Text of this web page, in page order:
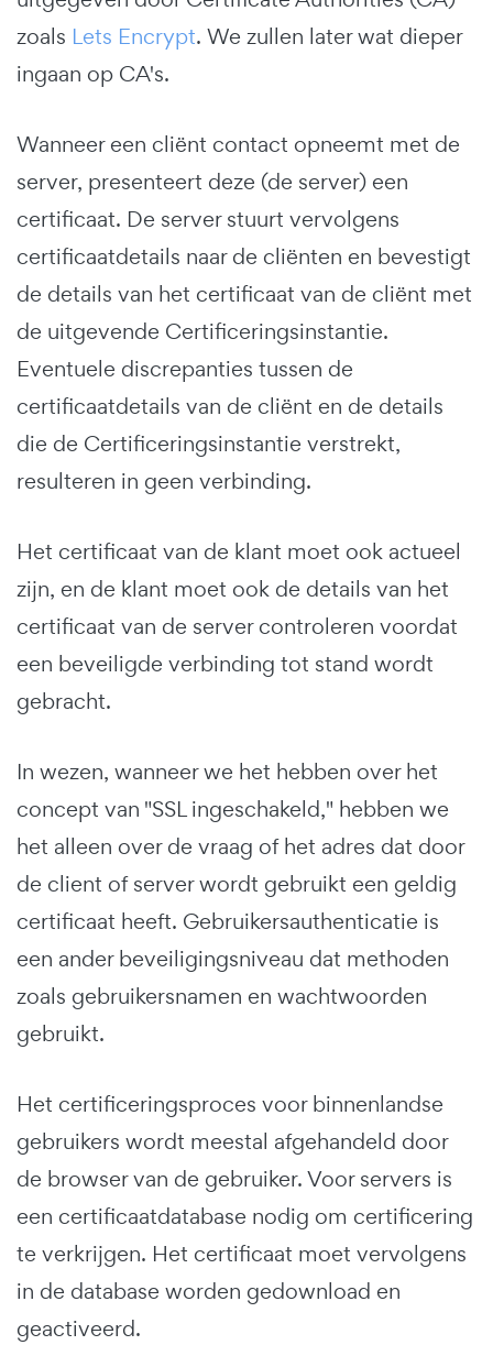
zoals Lets Encrypt. We zullen later wat dieper
ingaan op CA's.
Wanneer een cliënt contact opneemt met de
server, presenteert deze (de server) een
certificaat. De server stuurt vervolgens
certificaatdetails naar de cliënten en bevestigt
de details van het certificaat van de cliënt met
de uitgevende Certificeringsinstantie.
Eventuele discrepanties tussen de
certificaatdetails van de cliënt en de details
die de Certificeringsinstantie verstrekt,
resulteren in geen verbinding.
Het certificaat van de klant moet ook actueel
zijn, en de klant moet ook de details van het
certificaat van de server controleren voordat
een beveiligde verbinding tot stand wordt
gebracht.
In wezen, wanneer we het hebben over het
concept van "SSL ingeschakeld," hebben we
het alleen over de vraag of het adres dat door
de client of server wordt gebruikt een geldig
certificaat heeft. Gebruikersauthenticatie is
een ander beveiligingsniveau dat methoden
zoals gebruikersnamen en wachtwoorden
gebruikt.
Het certificeringsproces voor binnenlandse
gebruikers wordt meestal afgehandeld door
de browser van de gebruiker. Voor servers is
een certificaatdatabase nodig om certificering
te verkrijgen. Het certificaat moet vervolgens
in de database worden gedownload en
geactiveerd.